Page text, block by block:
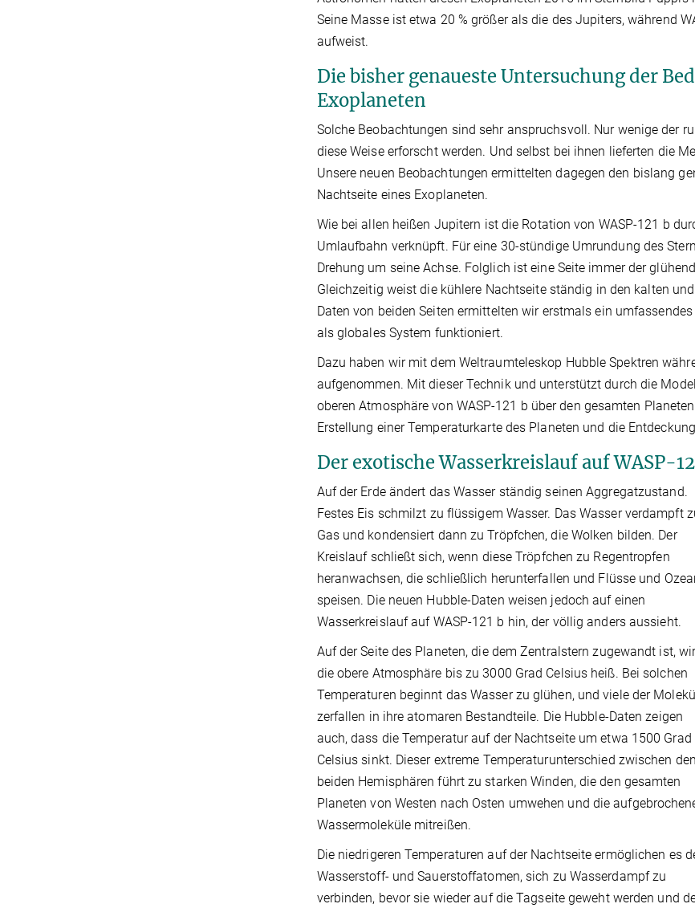
Seine Masse ist etwa 20 % größer als die des Jupiters, während
aufweist.
Die bisher genaueste Untersuchung der
Exoplaneten
Solche Beobachtungen sind sehr anspruchsvoll. Nur wenige der
diese Weise erforscht werden. Und selbst bei ihnen lieferten die
Unsere neuen Beobachtungen ermittelten dagegen den bislang
Nachtseite eines Exoplaneten.
Wie bei allen heißen Jupitern ist die Rotation von WASP-121 b
Umlaufbahn verknüpft. Für eine 30-stündige Umrundung des
Drehung um seine Achse. Folglich ist eine Seite immer der
Gleichzeitig weist die kühlere Nachtseite ständig in den kalten
Daten von beiden Seiten ermittelten wir erstmals ein
als globales System funktioniert.
Dazu haben wir mit dem Weltraumteleskop Hubble Spektren
aufgenommen. Mit dieser Technik und unterstützt durch die
oberen Atmosphäre von WASP-121 b über den gesamten
Erstellung einer Temperaturkarte des Planeten und die
Der exotische Wasserkreislauf auf WASP-
Auf der Erde ändert das Wasser ständig seinen Aggregatzustand.
Festes Eis schmilzt zu flüssigem Wasser. Das Wasser verdampft
Gas und kondensiert dann zu Tröpfchen, die Wolken bilden. Der
Kreislauf schließt sich, wenn diese Tröpfchen zu Regentropfen
heranwachsen, die schließlich herunterfallen und Flüsse und
speisen. Die neuen Hubble-Daten weisen jedoch auf einen
Wasserkreislauf auf WASP-121 b hin, der völlig anders aussieht.
Auf der Seite des Planeten, die dem Zentralstern zugewandt ist,
die obere Atmosphäre bis zu 3000 Grad Celsius heiß. Bei solchen
Temperaturen beginnt das Wasser zu glühen, und viele der
zerfallen in ihre atomaren Bestandteile. Die Hubble-Daten zeigen
auch, dass die Temperatur auf der Nachtseite um etwa 1500 Grad
Celsius sinkt. Dieser extreme Temperaturunterschied zwischen den
beiden Hemisphären führt zu starken Winden, die den gesamten
Planeten von Westen nach Osten umwehen und die
Wassermoleküle mitreißen.
Die niedrigeren Temperaturen auf der Nachtseite ermöglichen es
Wasserstoff- und Sauerstoffatomen, sich zu Wasserdampf zu
verbinden, bevor sie wieder auf die Tagseite geweht werden und